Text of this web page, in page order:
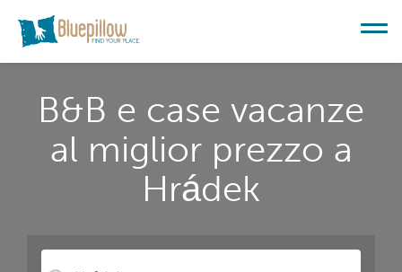
B&B e case vacanze
al miglior prezzo a
Hrádek